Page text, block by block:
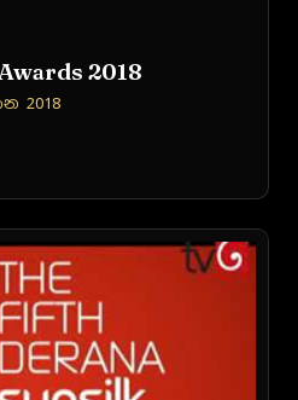
2018
2018